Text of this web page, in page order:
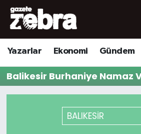
Yazarlar Ekonomi Gündem
Balikesir Burhaniye Namaz
BALIKESİR
Yazarlar
Ekonomi
Kültür-Sanat
Nöbetçi Eczaneler
Hava Durumu
Trafik Durumu
Süper Lig Puan Durumu